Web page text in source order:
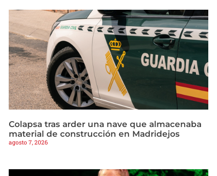
Colapsa tras arder una nave que almacenaba
material de construcción en Madridejos
agosto 7, 2026